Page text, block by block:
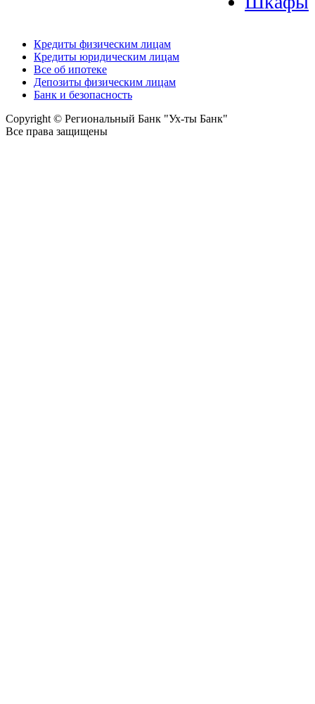
Кредиты физическим лицам
Кредиты юридическим лицам
Все об ипотеке
Депозиты физическим лицам
Банк и безопасность
Copyright © Региональный Банк "Ух-ты Банк"
Все права защищены